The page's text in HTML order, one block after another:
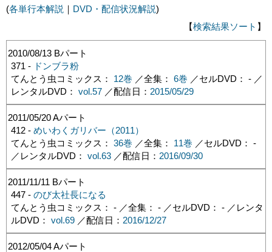
(各単行本解説 ｜ DVD・配信状況解説)
【検索結果ソート 】
2010/08/13 Bパート
371 - ドンブラ粉
てんとう虫コミックス： 12巻 ／全集： 6巻 ／セルDVD： - ／
レンタルDVD： vol.57／配信日： 2015/05/29
2011/05/20Aパート
412 - めいわくガリバー（2011）
てんとう虫コミックス： 36巻 ／全集： 11巻 ／セルDVD： -
／レンタルDVD： vol.63／配信日： 2016/09/30
2011/11/11 Bパート
447 - のび太社長になる
てんとう虫コミックス： - ／全集： - ／セルDVD： - ／レンタ
ルDVD： vol.69／配信日： 2016/12/27
2012/05/04Aパート